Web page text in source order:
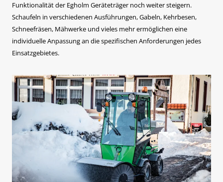
Funktionalität der Egholm Geräteträger noch weiter steigern.
Schaufeln in verschiedenen Ausführungen, Gabeln, Kehrbesen,
Schneefräsen, Mähwerke und vieles mehr ermöglichen eine
individuelle Anpassung an die spezifischen Anforderungen jedes
Einsatzgebietes.